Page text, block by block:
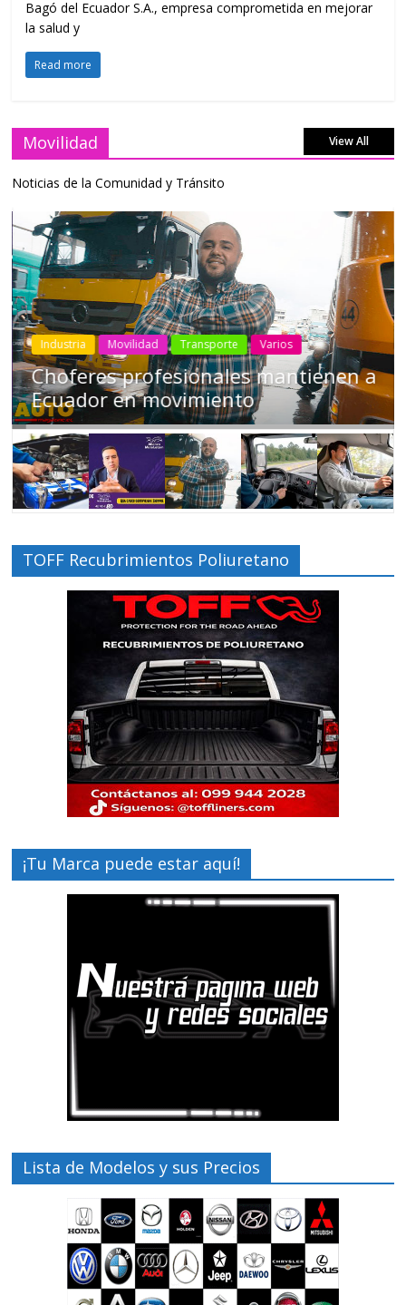
Bagó del Ecuador S.A., empresa comprometida en mejorar
la salud y
Read more
Movilidad View All
Noticias de la Comunidad y Tránsito
Industria Movilidad Transporte Varios
Choferes profesionales mantienen a
Ecuador en movimiento
TOFF Recubrimientos Poliuretano
¡Tu Marca puede estar aquí!
Lista de Modelos y sus Precios